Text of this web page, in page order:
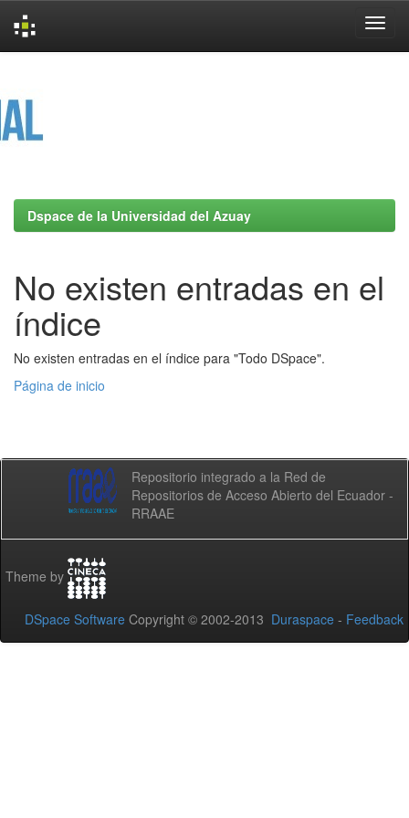
Dspace de la Universidad del Azuay
No existen entradas en el
índice
No existen entradas en el índice para "Todo DSpace".
Página de inicio
Repositorio integrado a la Red de
Repositorios de Acceso Abierto del Ecuador -
RRAAE
Theme by
DSpace Software Copyright © 2002-2013 Duraspace - Feedback